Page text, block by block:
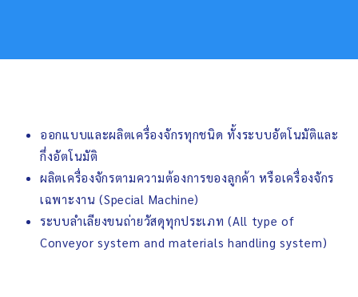
ออกแบบและผลิตเครื่องจักรทุกชนิด ทั้งระบบอัตโนมัติและ
กึ่งอัตโนมัติ
ผลิตเครื่องจักรตามความต้องการของลูกค้า หรือเครื่องจักร
เฉพาะงาน (Special Machine)
ระบบลำเลียงขนถ่ายวัสดุทุกประเภท (All type of
Conveyor system and materials handling system)